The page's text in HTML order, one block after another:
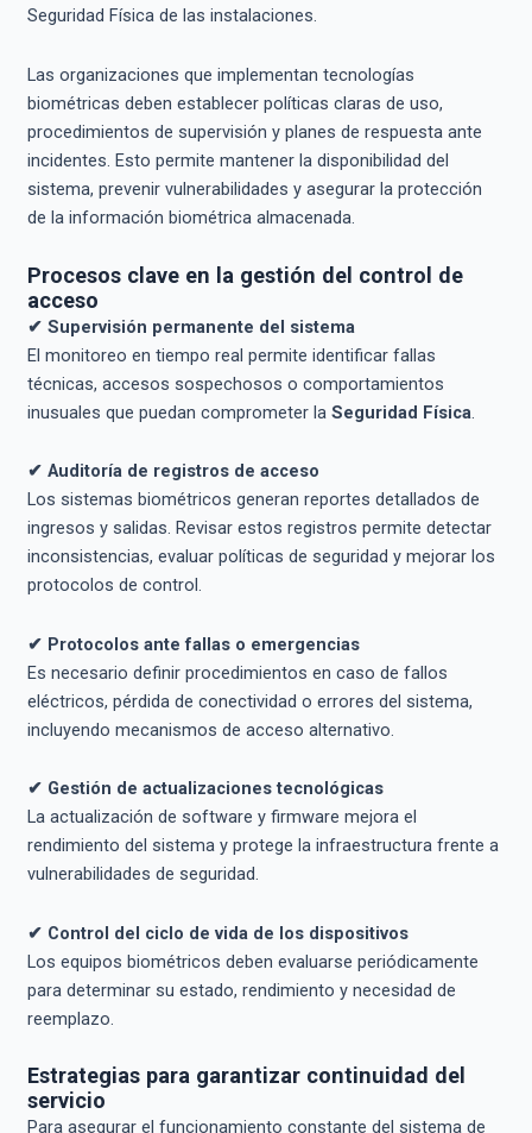
Seguridad Física de las instalaciones.
Las organizaciones que implementan tecnologías
biométricas deben establecer políticas claras de uso,
procedimientos de supervisión y planes de respuesta ante
incidentes. Esto permite mantener la disponibilidad del
sistema, prevenir vulnerabilidades y asegurar la protección
de la información biométrica almacenada.
Procesos clave en la gestión del control de
acceso
✔ Supervisión permanente del sistema
El monitoreo en tiempo real permite identificar fallas
técnicas, accesos sospechosos o comportamientos
inusuales que puedan comprometer la Seguridad Física
✔ Auditoría de registros de acceso
Los sistemas biométricos generan reportes detallados de
ingresos y salidas. Revisar estos registros permite detectar
inconsistencias, evaluar políticas de seguridad y mejorar los
protocolos de control.
✔ Protocolos ante fallas o emergencias
Es necesario definir procedimientos en caso de fallos
eléctricos, pérdida de conectividad o errores del sistema,
incluyendo mecanismos de acceso alternativo.
✔ Gestión de actualizaciones tecnológicas
La actualización de software y firmware mejora el
rendimiento del sistema y protege la infraestructura frente a
vulnerabilidades de seguridad.
✔ Control del ciclo de vida de los dispositivos
Los equipos biométricos deben evaluarse periódicamente
para determinar su estado, rendimiento y necesidad de
reemplazo.
Estrategias para garantizar continuidad del
servicio
Para asegurar el funcionamiento constante del sistema de